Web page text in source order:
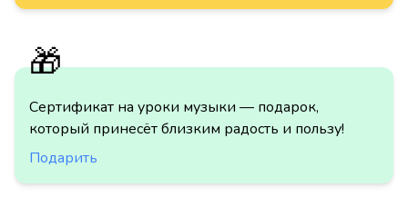
🎁
Сертификат на уроки музыки — подарок,
который принесёт близким радость и пользу!
Подарить